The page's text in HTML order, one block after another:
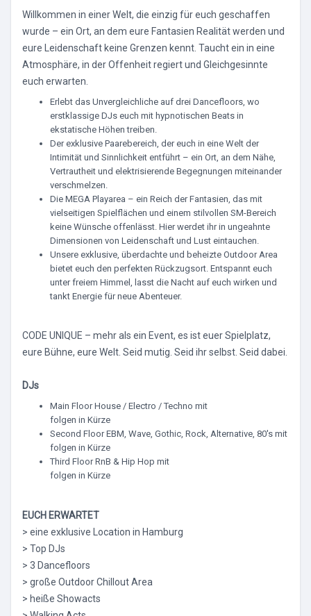
Willkommen in einer Welt, die einzig für euch geschaffen
wurde – ein Ort, an dem eure Fantasien Realität werden und
eure Leidenschaft keine Grenzen kennt. Taucht ein in eine
Atmosphäre, in der Offenheit regiert und Gleichgesinnte
euch erwarten.
Erlebt das Unvergleichliche auf drei Dancefloors, wo
erstklassige DJs euch mit hypnotischen Beats in
ekstatische Höhen treiben.
Der exklusive Paarebereich, der euch in eine Welt der
Intimität und Sinnlichkeit entführt – ein Ort, an dem Nähe,
Vertrautheit und elektrisierende Begegnungen miteinander
verschmelzen.
Die MEGA Playarea – ein Reich der Fantasien, das mit
vielseitigen Spielflächen und einem stilvollen SM-Bereich
keine Wünsche offenlässt. Hier werdet ihr in ungeahnte
Dimensionen von Leidenschaft und Lust eintauchen.
Unsere exklusive, überdachte und beheizte Outdoor Area
bietet euch den perfekten Rückzugsort. Entspannt euch
unter freiem Himmel, lasst die Nacht auf euch wirken und
tankt Energie für neue Abenteuer.
CODE UNIQUE – mehr als ein Event, es ist euer Spielplatz,
eure Bühne, eure Welt. Seid mutig. Seid ihr selbst. Seid dabei.
DJs
Main Floor House / Electro / Techno mit
folgen in Kürze
Second Floor EBM, Wave, Gothic, Rock, Alternative, 80's mit
folgen in Kürze
Third Floor RnB & Hip Hop mit
folgen in Kürze
EUCH ERWARTET
> eine exklusive Location in Hamburg
> Top DJs
> 3 Dancefloors
> große Outdoor Chillout Area
> heiße Showacts